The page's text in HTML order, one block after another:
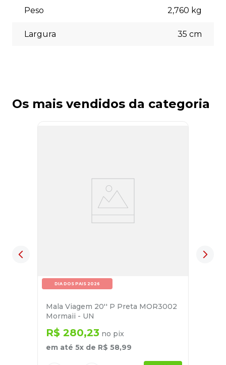
Peso 2,760 kg
Largura 35 cm
Os mais vendidos da categoria
DIA DOS PAIS 2026
Mala Viagem 20'' P Preta MOR3002
Mormaii - UN
R$ 280,23 no pix
em até 5x de R$ 58,99